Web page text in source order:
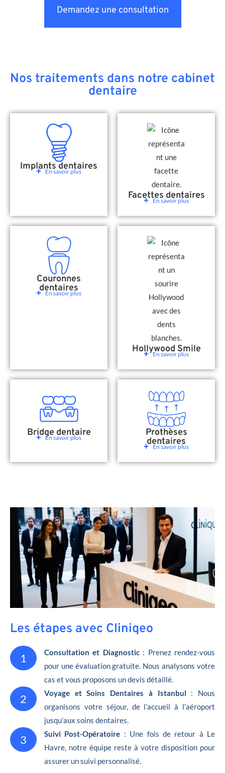
Demandez une consultation
Nos traitements dans notre cabinet
dentaire
Implants dentaires
En savoir plus
Facettes dentaires
En savoir plus
Couronnes
dentaires
En savoir plus
Hollywood Smile
En savoir plus
Bridge dentaire
En savoir plus Prothèses
dentaires
En savoir plus
Les étapes avec Cliniqeo
1 Consultation et Diagnostic: Prenez rendez-vous
pour une évaluation gratuite. Nous analysons votre
cas et vous proposons un devis détaillé.
2 Voyage et Soins Dentaires à Istanbul : Nous
organisons votre séjour, de l’accueil à l’aéroport
jusqu’aux soins dentaires.
3 Suivi Post-Opératoire : Une fois de retour à Le
Havre, notre équipe reste à votre disposition pour
assurer un suivi personnalisé.